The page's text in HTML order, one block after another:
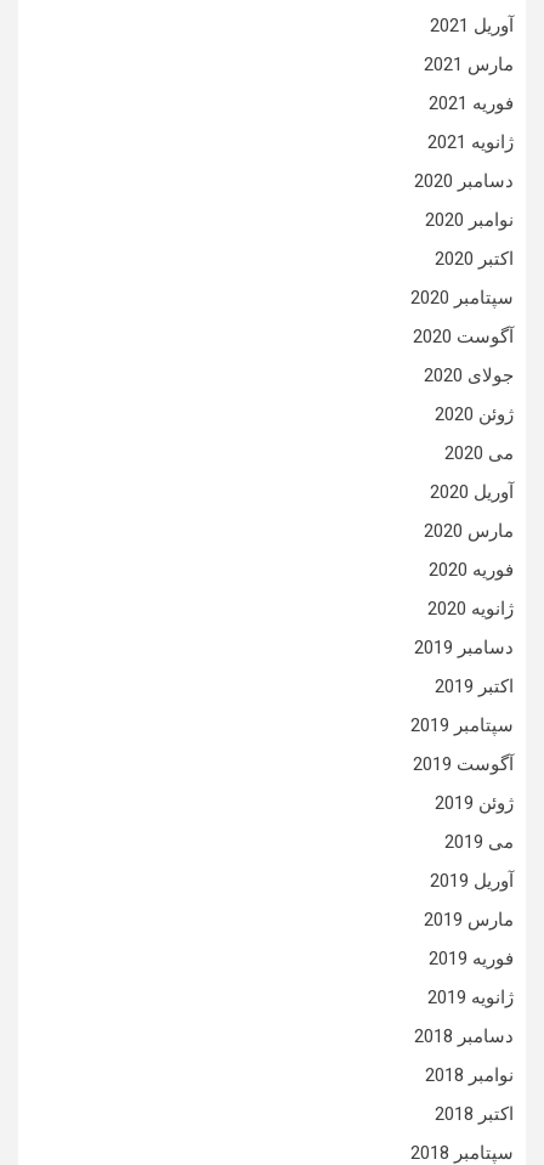
آوریل 2021
مارس 2021
فوریه 2021
ژانویه 2021
دسامبر 2020
نوامبر 2020
اکتبر 2020
سپتامبر 2020
آگوست 2020
جولای 2020
ژوئن 2020
می 2020
آوریل 2020
مارس 2020
فوریه 2020
ژانویه 2020
دسامبر 2019
اکتبر 2019
سپتامبر 2019
آگوست 2019
ژوئن 2019
می 2019
آوریل 2019
مارس 2019
فوریه 2019
ژانویه 2019
دسامبر 2018
نوامبر 2018
اکتبر 2018
سپتامبر 2018